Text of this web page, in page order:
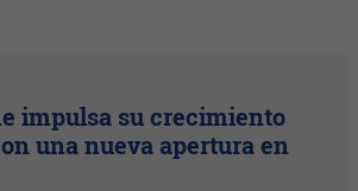
impulsa su crecimiento
una nueva apertura en